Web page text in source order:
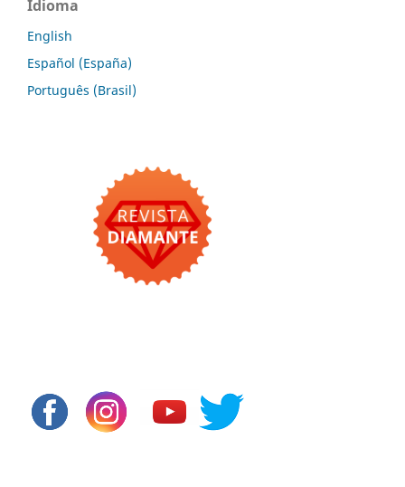
Idioma
English
Español (España)
Português (Brasil)